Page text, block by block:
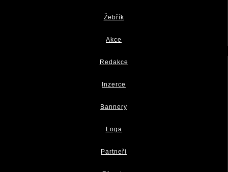
Žebřík
Akce
Redakce
Inzerce
Bannery
Loga
Partneři